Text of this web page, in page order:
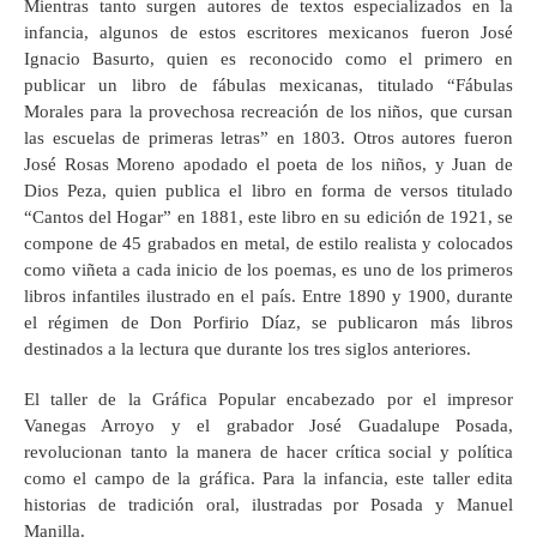
Mientras tanto surgen autores de textos especializados en la
infancia, algunos de estos escritores mexicanos fueron José
Ignacio Basurto, quien es reconocido como el primero en
publicar un libro de fábulas mexicanas, titulado “Fábulas
Morales para la provechosa recreación de los niños, que cursan
las escuelas de primeras letras” en 1803. Otros autores fueron
José Rosas Moreno apodado el poeta de los niños, y Juan de
Dios Peza, quien publica el libro en forma de versos titulado
“Cantos del Hogar” en 1881, este libro en su edición de 1921, se
compone de 45 grabados en metal, de estilo realista y colocados
como viñeta a cada inicio de los poemas, es uno de los primeros
libros infantiles ilustrado en el país. Entre 1890 y 1900, durante
el régimen de Don Porfirio Díaz, se publicaron más libros
destinados a la lectura que durante los tres siglos anteriores.
El taller de la Gráfica Popular encabezado por el impresor
Vanegas Arroyo y el grabador José Guadalupe Posada,
revolucionan tanto la manera de hacer crítica social y política
como el campo de la gráfica. Para la infancia, este taller edita
historias de tradición oral, ilustradas por Posada y Manuel
Manilla.